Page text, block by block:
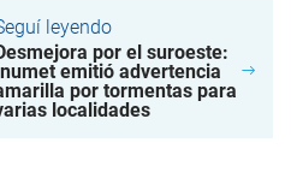
leyendo
por el suroeste:
emitió advertencia
por tormentas para
localidades